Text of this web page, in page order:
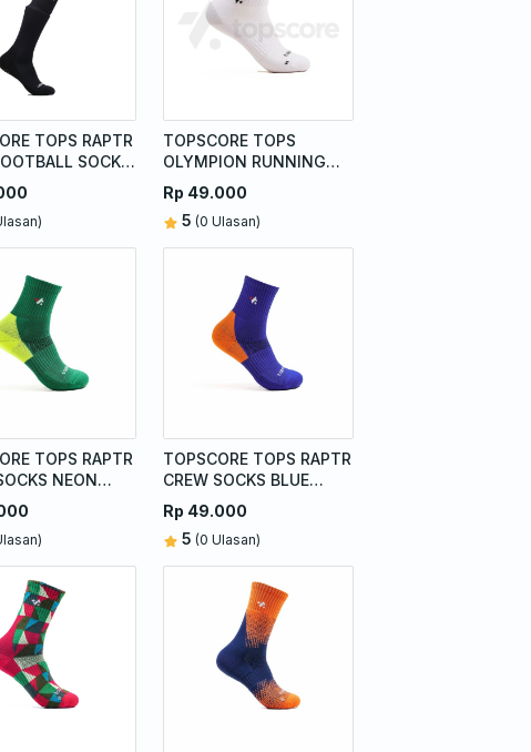
TOPS RAPTR
SOCKS
TOPSCORE TOPS
OLYMPION RUNNING
SOCKS WHITE
Rp 49.000
5 (0 Ulasan)
TOPS RAPTR
NEON
TOPSCORE TOPS RAPTR
CREW SOCKS BLUE
ORANGE
Rp 49.000
5 (0 Ulasan)